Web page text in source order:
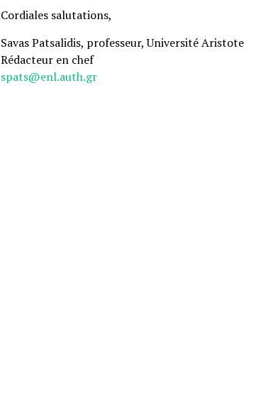
Cordiales salutations,
Savas Patsalidis, professeur, Université Aristote
Rédacteur en chef
spats@enl.auth.gr